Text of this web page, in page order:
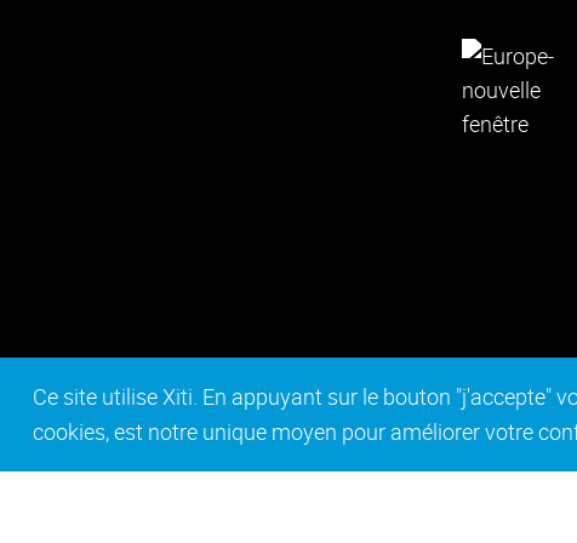
Ce site utilise Xiti. En appuyant sur le bouton "j'accepte"
cookies, est notre unique moyen pour améliorer votre
Contact Mentions légales Actes